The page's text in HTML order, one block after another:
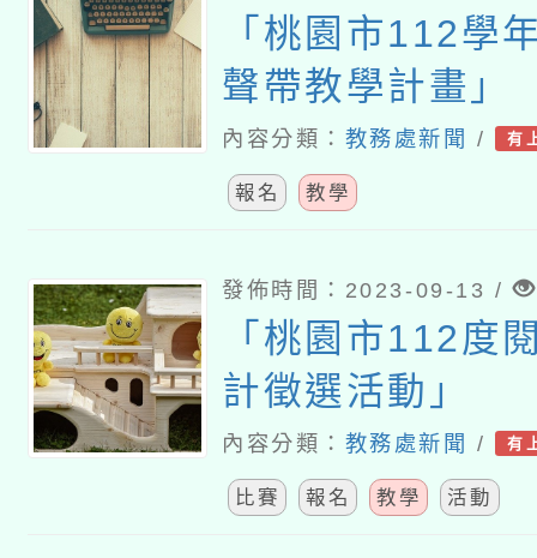
「桃園市112學
聲帶教學計畫」
內容分類： 教務處新聞 / 有
報名 教學
發佈時間：2023-09-13 /
「桃園市112度
計徵選活動」
內容分類： 教務處新聞 / 有
比賽 報名 教學 活動